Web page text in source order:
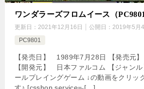
ワンダラーズフロムイース（PC9801
更新日： 2021年12月16日 公開日： 2019年5月
PC9801
【発売日】 1989年7月28日 【発売元
【開発元】 日本ファルコム 【ジャン
ールプレイングゲーム ↓の動画をクリッ